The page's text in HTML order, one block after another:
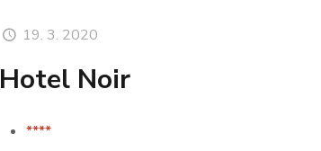
19. 3. 2020
Hotel Noir
****